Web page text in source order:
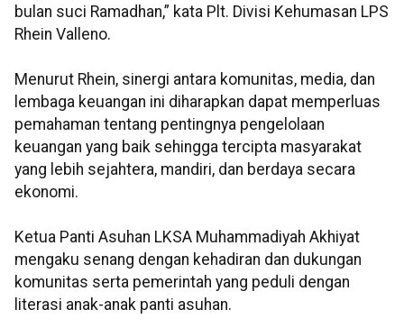
bulan suci Ramadhan,” kata Plt. Divisi Kehumasan LPS
Rhein Valleno.
Menurut Rhein, sinergi antara komunitas, media, dan
lembaga keuangan ini diharapkan dapat memperluas
pemahaman tentang pentingnya pengelolaan
keuangan yang baik sehingga tercipta masyarakat
yang lebih sejahtera, mandiri, dan berdaya secara
ekonomi.
Ketua Panti Asuhan LKSA Muhammadiyah Akhiyat
mengaku senang dengan kehadiran dan dukungan
komunitas serta pemerintah yang peduli dengan
literasi anak-anak panti asuhan.